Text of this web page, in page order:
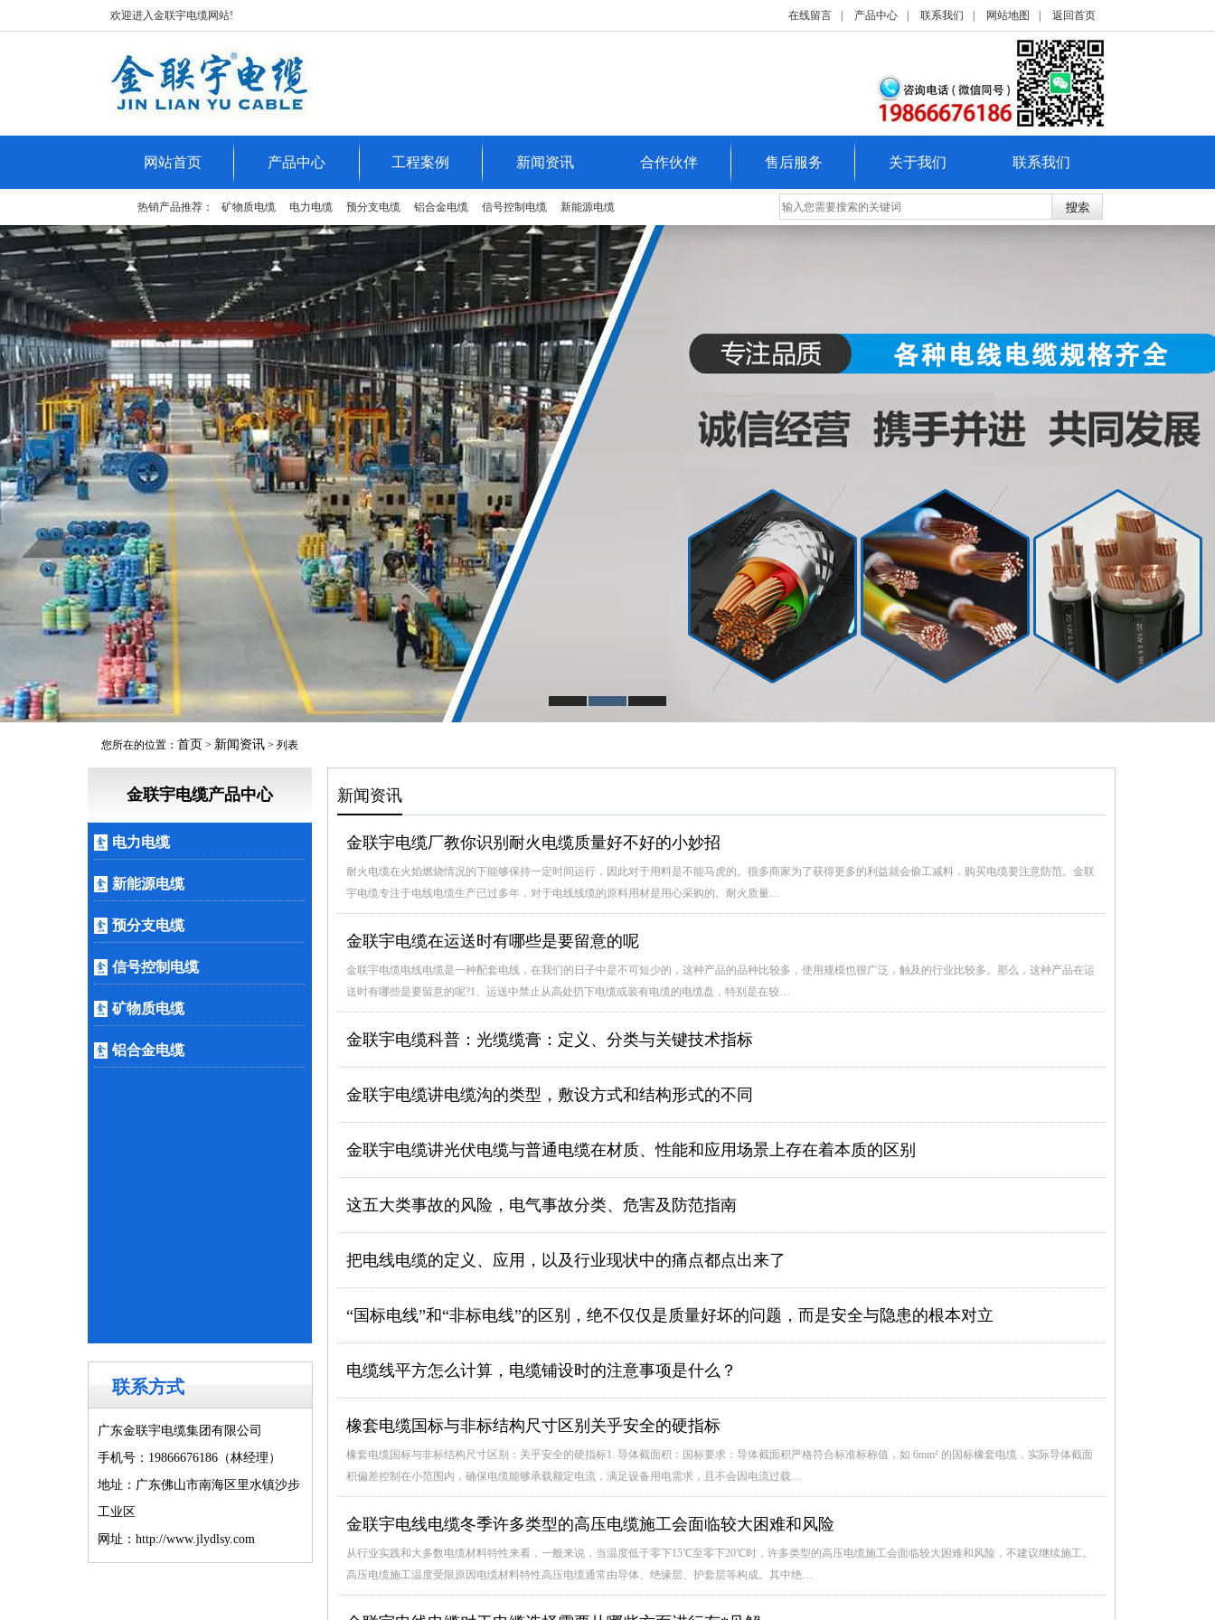
在线留言 产品中心 联系我们 网站地图 返回首页
欢迎进入金联宇电缆网站!
网站首页 产品中心 工程案例 新闻资讯 合作伙伴 售后服务 关于我们 联系我们
热销产品推荐： 矿物质电缆 电力电缆 预分支电缆 铝合金电缆 信号控制电缆 新能源电缆
1 2
您所在的位置： 首页 > 新闻资讯 > 列表
金联宇电缆产品中心
电力电缆
新能源电缆
预分支电缆
信号控制电缆
矿物质电缆
铝合金电缆
联系方式
广东金联宇电缆集团有限公司
手机号：19866676186（林经理）
地址：广东佛山市南海区里水镇沙步
工业区
网址： http://www.jlydlsy.com
新闻资讯
金联宇电缆​厂教你识别耐火电缆质量好不好的小妙招
耐火电缆在火焰燃烧情况的下能够保持一定时间运行，因此对于用料是不能马虎的。很多商家为了获得更多的利益就会偷工减料，购买电缆要注意防范。金联
宇电缆专注于电线电缆生产已过多年，对于电线线缆的原料用材是用心采购的。耐火质量…
金联宇电缆在运送时有哪些是要留意的呢
金联宇电缆电线电缆是一种配套电线，在我们的日子中是不可短少的，这种产品的品种比较多，使用规模也很广泛，触及的行业比较多。那么，这种产品在运
送时有哪些是要留意的呢?1、运送中禁止从高处扔下电缆或装有电缆的电缆盘，特别是在较…
金联宇电缆科普：光缆缆膏：定义、分类与关键技术指标
金联宇电缆讲​电缆沟的类型，敷设方式和结构形式的不同
金联宇电缆讲光伏电缆与普通电缆在材质、性能和应用场景上存在着本质的区别
这五大类事故的风险，电气事故分类、危害及防范指南
把电线电缆的定义、应用，以及行业现状中的痛点都点出来了
“国标电线”和“非标电线”的区别，绝不仅仅是质量好坏的问题，而是安全与隐患的根本对立
电缆线平方怎么计算，电缆铺设时的注意事项是什么？
橡套电缆国标与非标结构尺寸区别关乎安全的硬指标
橡套电缆国标与非标结构尺寸区别：关乎安全的硬指标1. 导体截面积：国标要求：导体截面积严格符合标准标称值，如 6mm² 的国标橡套电缆，实际导体截面
积偏差控制在小范围内，确保电缆能够承载额定电流，满足设备用电需求，且不会因电流过载…
金联宇电线电缆冬季许多类型的高压电缆施工会面临较大困难和风险
从行业实践和大多数电缆材料特性来看，一般来说，当温度低于零下15℃至零下20℃时，许多类型的高压电缆施工会面临较大困难和风险，不建议继续施工。
高压电缆施工温度受限原因电缆材料特性高压电缆通常由导体、绝缘层、护套层等构成。其中绝…